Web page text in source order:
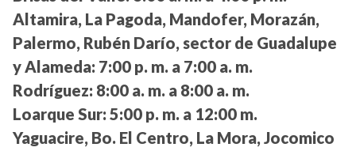
Altamira, La Pagoda, Mandofer, Morazán,
Palermo, Rubén Darío, sector de Guadalupe
y Alameda: 7:00 p. m. a 7:00 a. m.
Rodríguez: 8:00 a. m. a 8:00 a. m.
Loarque Sur: 5:00 p. m. a 12:00 m.
Yaguacire, Bo. El Centro, La Mora, Jocomico